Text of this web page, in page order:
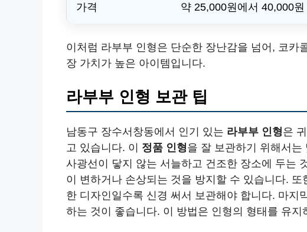
가격 약 25,000원에서 40,000원
이처럼 라부부 인형은 단순한 장난감을 넘어, 코카
장 가치가 높은 아이템입니다.
라부부 인형 보관 팁
남동구 장수서창동에서 인기 있는 라부부 인형은
고 있습니다. 이 정품 인형을 잘 보관하기 위해서는
사광선이 닿지 않는 서늘하고 건조한 장소에 두는
이 변하거나 손상되는 것을 방지할 수 있습니다. 또
한 디자인일수록 신경 써서 보관해야 합니다. 마지
하는 것이 좋습니다. 이 방법은 인형의 형태를 유지